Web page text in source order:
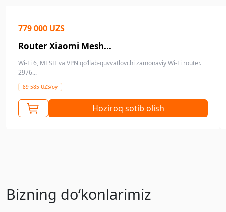
779 000 UZS
Router Xiaomi Mesh...
Wi-Fi 6, MESH va VPN qo‘llab-quvvatlovchi zamonaviy Wi-Fi router.
2976...
89 585 UZS/oy
Hoziroq sotib olish
Bizning doʻkonlarimiz